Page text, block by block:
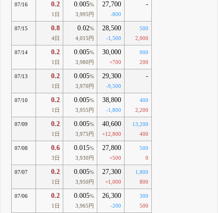
07/16 0.2
1日
0.005%
3,995円
27,700
-800
-
07/15 0.8
4日
0.02%
4,015円
28,500
-1,500
500
2,000
07/14 0.2
1日
0.005%
3,980円
30,000
+700
900
200
07/13 0.2
1日
0.005%
3,970円
29,300
-9,500
-
07/10 0.2
1日
0.005%
3,955円
38,800
-1,800
400
2,200
07/09 0.2
1日
0.005%
3,975円
40,600
+12,800
13,200
400
07/08 0.6
3日
0.015%
3,930円
27,800
+500
500
0
07/07 0.2
1日
0.005%
3,950円
27,300
+1,000
1,800
800
07/06 0.2
1日
0.005%
3,965円
26,300
-200
300
500